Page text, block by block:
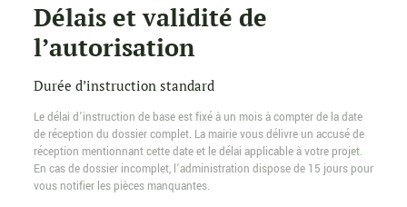
Délais et validité de
l’autorisation
Durée d’instruction standard
Le délai d’instruction de base est fixé à un mois à compter de la date
de réception du dossier complet. La mairie vous délivre un accusé de
réception mentionnant cette date et le délai applicable à votre projet.
En cas de dossier incomplet, l’administration dispose de 15 jours pour
vous notifier les pièces manquantes.